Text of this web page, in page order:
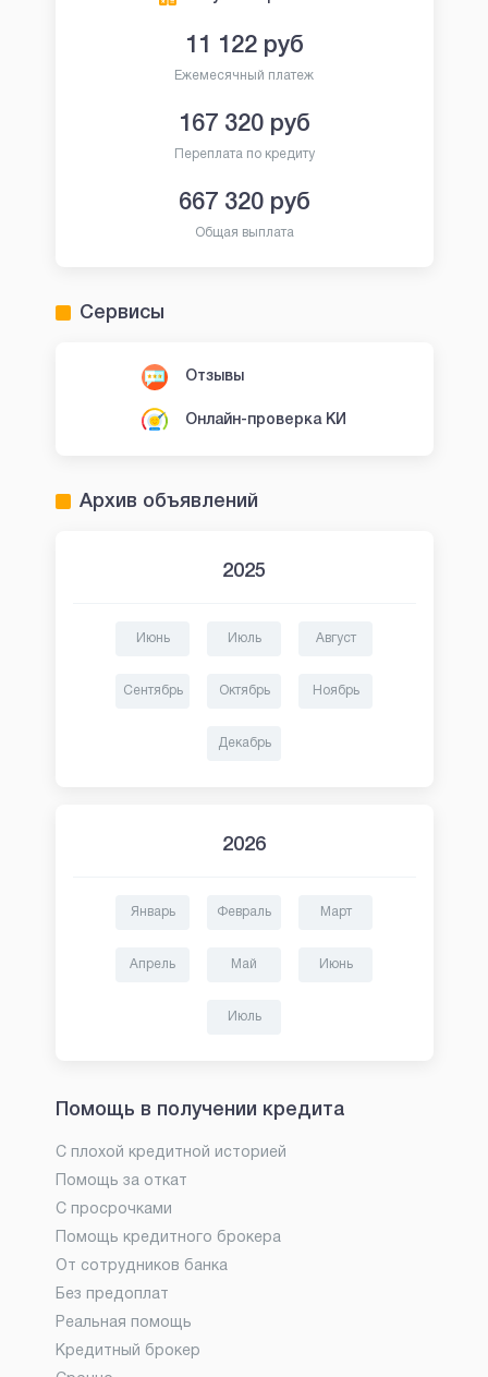
11 122руб
Ежемесячный платеж
167 320руб
Переплата по кредиту
667 320руб
Общая выплата
Сервисы
Отзывы
Онлайн-проверка КИ
Архив объявлений
2025
Июнь Июль Август
Сентябрь Октябрь Ноябрь
Декабрь
2026
Январь Февраль Март
Апрель Май Июнь
Июль
Помощь в получении кредита
С плохой кредитной историей
Помощь за откат
С просрочками
Помощь кредитного брокера
От сотрудников банка
Без предоплат
Реальная помощь
Кредитный брокер